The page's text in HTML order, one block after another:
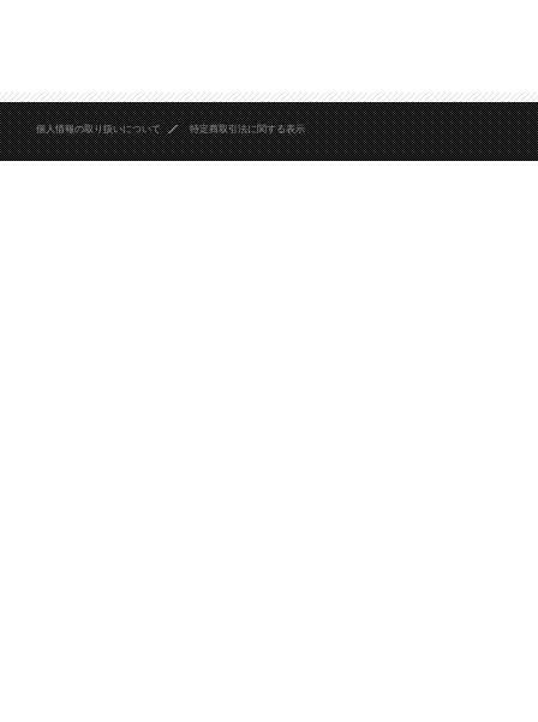
個人情報の取り扱いについて 特定商取引法に関する表示